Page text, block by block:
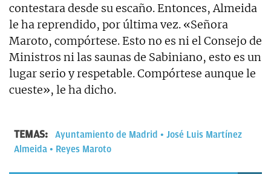
contestara desde su escaño. Entonces, Almeida
le ha reprendido, por última vez. «Señora
Maroto, compórtese. Esto no es ni el Consejo de
Ministros ni las saunas de Sabiniano, esto es un
lugar serio y respetable. Compórtese aunque le
cueste», le ha dicho.
TEMAS: Ayuntamiento de Madrid
José Luis Martínez
Almeida
Reyes Maroto